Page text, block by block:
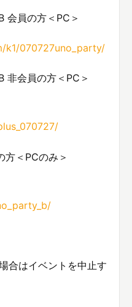
会員の方＜PC＞
k1/070727uno_party/
非会員の方＜PC＞
＜PCのみ＞
合はイベントを中止す